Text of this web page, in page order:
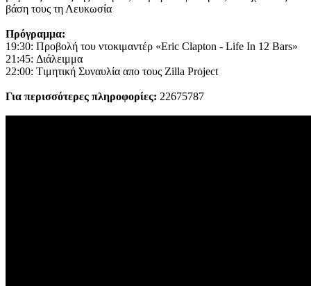
βάση τους τη Λευκωσία
Πρόγραμμα:
19:30: Προβολή του ντοκιμαντέρ «Eric Clapton - Life In 12 Bars»
21:45: Διάλειμμα
22:00: Tιμητική Συναυλία απο τους Zilla Project
Για περισσότερες πληροφορίες: 22675787